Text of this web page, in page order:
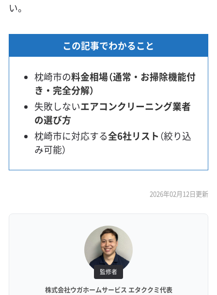
い。
この記事でわかること
枕崎市の料金相場（通常・お掃除機能付
き・完全分解）
失敗しないエアコンクリーニング業者
の選び方
枕崎市に対応する全6社リスト （絞り込
み可能）
2026年02月12日更新
監修者
株式会社ウガホームサービス エタククミ代表